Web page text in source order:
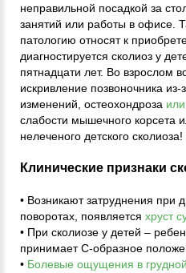
неправильной посадкой за
занятий или работы в офисе.
патологию относят к
диагностируется сколиоз у
пятнадцати лет. Во взрослом
искривление позвоночника из-
изменений, остеохондроза
слабости мышечного корсета
нелеченого детского сколиоза!
Клинические признаки
• Возникают затруднения при
поворотах, появляется хруст
• При сколиозе у детей –
принимает С-образное
• Болевые ощущения в грудной